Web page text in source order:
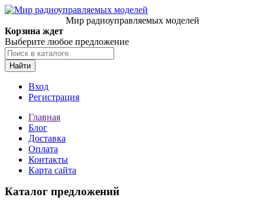
Мир радиоуправляемых моделей
Корзина ждет
Выберите любое предложение
Найти
Вход
Регистрация
Главная
Блог
Доставка
Оплата
Контакты
Карта сайта
Каталог предложений